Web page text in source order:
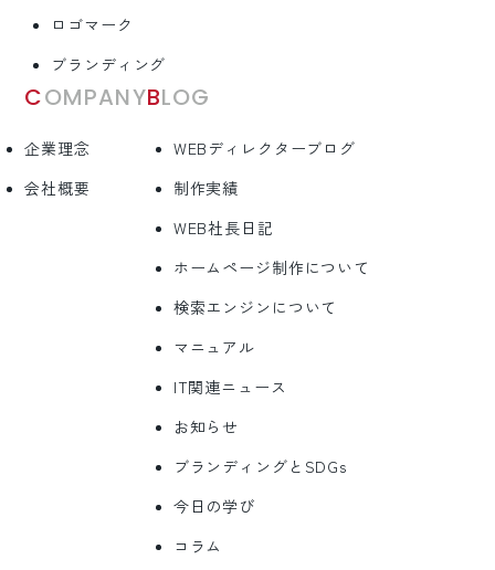
ロゴマーク
ブランディング
COMPANY
企業理念
会社概要
BLOG
WEBディレクターブログ
制作実績
WEB社長日記
ホームページ制作について
検索エンジンについて
マニュアル
IT関連ニュース
お知らせ
ブランディングとSDGs
今日の学び
コラム